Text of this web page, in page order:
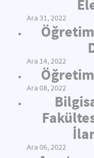
Ara 31, 2022
Ara 14, 2022
Ara 08, 2022
Ara 06, 2022